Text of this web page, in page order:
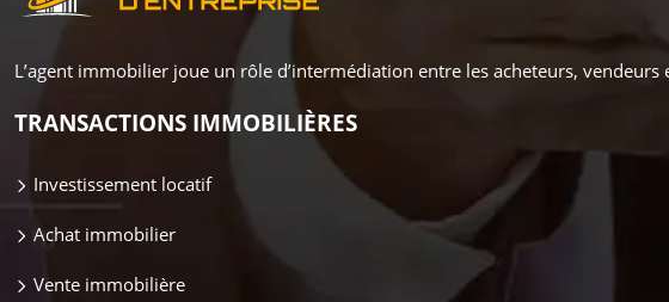
L’agent immobilier joue un rôle d’intermédiation entre les acheteurs,
TRANSACTIONS IMMOBILIÈRES
Investissement locatif
Achat immobilier
Vente immobilière